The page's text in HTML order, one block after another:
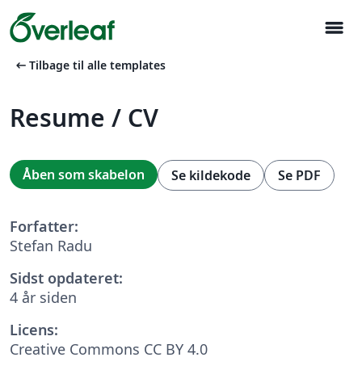
menu
arrow_left_alt Tilbage til alle templates
Resume / CV
Åben som skabelon Se kildekode Se PDF
Forfatter:
Stefan Radu
Sidst opdateret:
4 år siden
Licens:
Creative Commons CC BY 4.0